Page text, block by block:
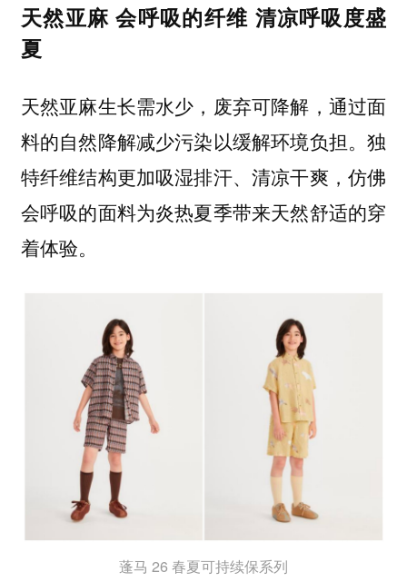
天然亚麻 会呼吸的纤维 清凉呼吸度盛
夏
天然亚麻生长需水少，废弃可降解，通过面
料的自然降解减少污染以缓解环境负担。独
特纤维结构更加吸湿排汗、清凉干爽，仿佛
会呼吸的面料为炎热夏季带来天然舒适的穿
着体验。
蓬马 26 春夏可持续保系列